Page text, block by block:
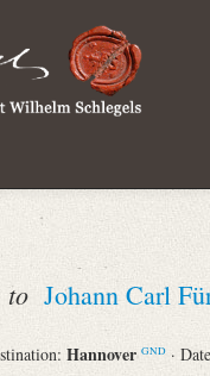
to Johann Carl
Hannover GND ·